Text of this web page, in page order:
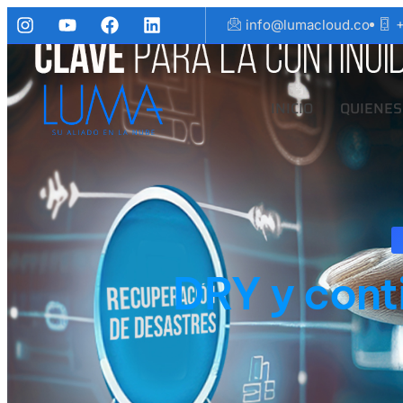
info@lumacloud.co
INICIO
DRY y